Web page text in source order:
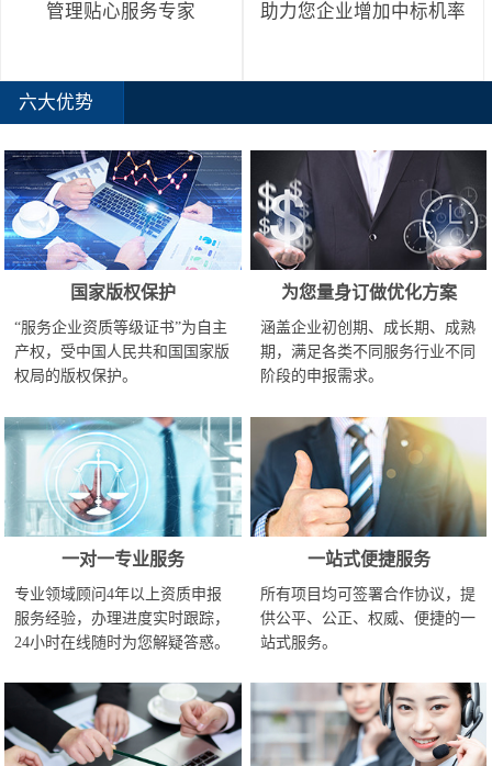
管理贴心服务专家
助力您企业增加中标机率
六大优势
国家版权保护
“服务企业资质等级证书”为自主
产权，受中国人民共和国国家版
权局的版权保护。
为您量身订做优化方案
涵盖企业初创期、成长期、成熟
期，满足各类不同服务行业不同
阶段的申报需求。
一对一专业服务
专业领域顾问4年以上资质申报
服务经验，办理进度实时跟踪，
24小时在线随时为您解疑答惑。
一站式便捷服务
所有项目均可签署合作协议，提
供公平、公正、权威、便捷的一
站式服务。